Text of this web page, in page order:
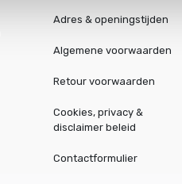
Adres & openingstijden
Algemene voorwaarden
Retour voorwaarden
Cookies, privacy &
disclaimer beleid
Contactformulier